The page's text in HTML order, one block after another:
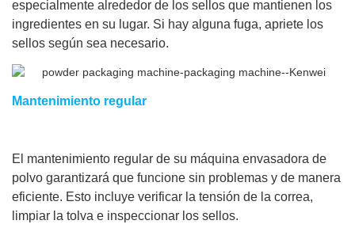
especialmente alrededor de los sellos que mantienen los
ingredientes en su lugar. Si hay alguna fuga, apriete los
sellos según sea necesario.
Mantenimiento regular
El mantenimiento regular de su máquina envasadora de
polvo garantizará que funcione sin problemas y de manera
eficiente. Esto incluye verificar la tensión de la correa,
limpiar la tolva e inspeccionar los sellos.